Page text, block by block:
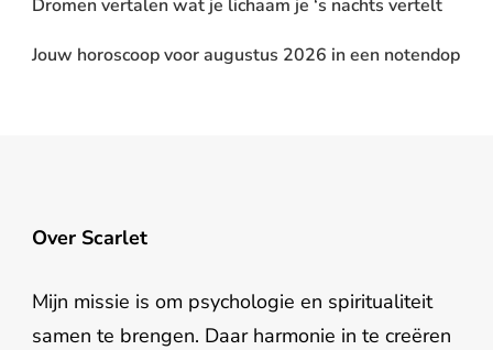
Dromen vertalen wat je lichaam je ‘s nachts vertelt
Jouw horoscoop voor augustus 2026 in een notendop
Over Scarlet
Mijn missie is om psychologie en spiritualiteit
samen te brengen. Daar harmonie in te creëren